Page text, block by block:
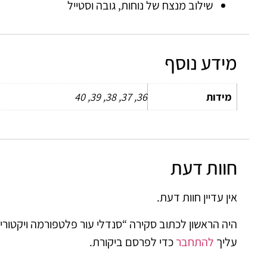
שילוב מנצח של נוחות, גובה וסטייל
מידע נוסף
מידות 36, 37, 38, 39, 40
חוות דעת
אין עדיין חוות דעת.
היה הראשון לכתוב סקירה “סנדלי עור פלטפורמה
עליך להתחברכדי לפרסם ביקורת.